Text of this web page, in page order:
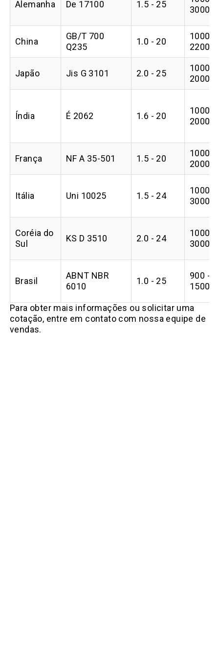
Alemanha De 17100 1.5 - 25
3000
China
GB/T 700
Q235
1.0 - 20
1000 -
2200
Japão Jis G 3101 2.0 - 25
1000 -
2000
Índia É 2062 1.6 - 20
1000 -
2000
França NF A 35-501 1.5 - 20
1000 -
2000
Itália Uni 10025 1.5 - 24
1000 -
3000
Coréia do
Sul
KS D 3510 2.0 - 24
1000 -
3000
Brasil
ABNT NBR
6010
1.0 - 25
900 -
1500
Para obter mais informações ou solicitar uma
cotação, entre em contato com nossa equipe de
vendas.